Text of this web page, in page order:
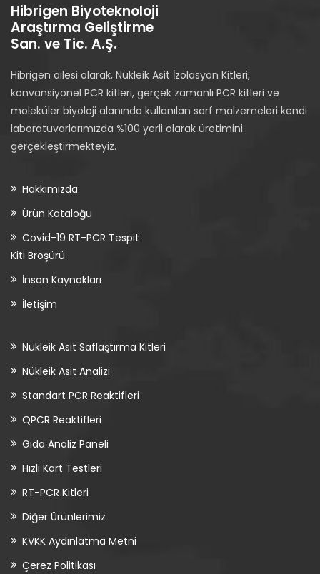
Hibrigen Biyoteknoloji
Araştırma Geliştirme
San. ve Tic. A.Ş.
Hibrigen ailesi olarak, Nükleik Asit İzolasyon Kitleri,
konvansiyonel PCR kitleri, gerçek zamanlı PCR kitleri ve
moleküler biyoloji alanında kullanılan sarf malzemeleri kendi
laboratuvarlarımızda %100 yerli olarak üretimini
gerçekleştirmekteyiz.
Hakkımızda
Ürün Kataloğu
Covid-19 RT-PCR Tespit
Kiti Broşürü
İnsan Kaynakları
İletişim
Nükleik Asit Saflaştırma Kitleri
Nükleik Asit Analizi
Standart PCR Reaktifleri
QPCR Reaktifleri
Gıda Analiz Paneli
Hızlı Kart Testleri
RT-PCR Kitleri
Diğer Ürünlerimiz
KVKK Aydınlatma Metni
Çerez Politikası